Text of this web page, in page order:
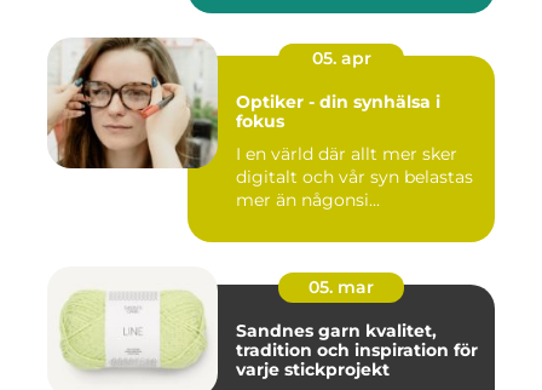
05. apr
Optiker - din synhälsa i
fokus
I en värld där allt mer sker
digitalt och vår syn belastas
mer än någonsi...
05. mar
Sandnes garn kvalitet,
tradition och inspiration för
varje stickprojekt